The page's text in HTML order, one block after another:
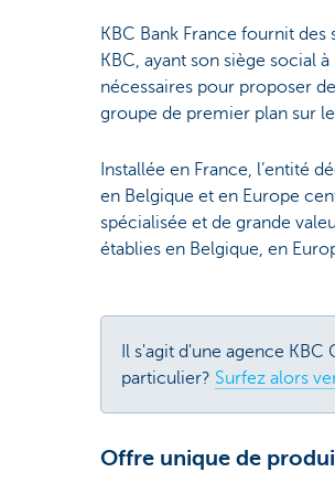
KBC Bank France fournit
KBC, ayant son siège social
nécessaires pour proposer
groupe de premier plan sur
Installée en France, l’entité
en Belgique et en Europe
spécialisée et de grande
établies en Belgique, en
Il s'agit d'une agence
particulier? Surfez alors
Offre unique de